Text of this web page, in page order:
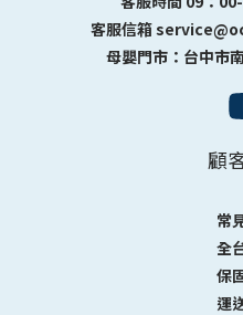
客服信箱
母嬰門市：台中市
顧
常
全
保
運